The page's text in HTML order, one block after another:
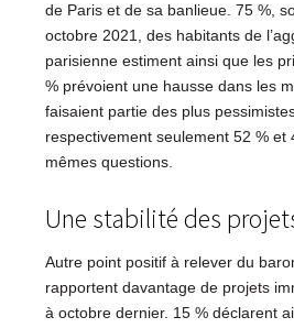
de Paris et de sa banlieue. 75 %,
octobre 2021, des habitants de
parisienne estiment ainsi que les
% prévoient une hausse dans les
faisaient partie des plus
respectivement seulement 52 % et
mêmes questions.
Une stabilité des
Autre point positif à relever du
rapportent davantage de projets
à octobre dernier. 15 % déclarent